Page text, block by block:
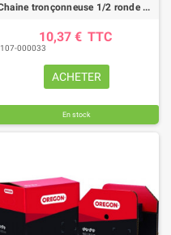
Chaine tronçonneuse 1/2 ronde CARLTON / pas 3/8" LP/ jauge .050"/ 45 maillons
10,37 € TTC
107-000033
ACHETER
En stock